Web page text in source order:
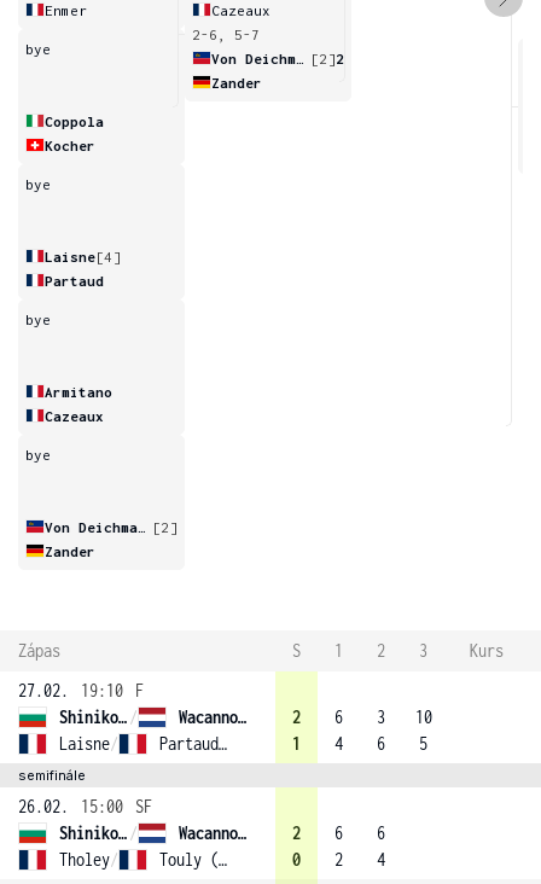
Enmer
bye
Coppola
Kocher
bye
Laisne[4]
Partaud
bye
Armitano
Cazeaux
bye
[2]
Zander
Cazeaux
2-6, 5-7
[2]2
Zander
Zápas S 1 2 3
Kurs
27.02.
19:10
F
Shinikova /
Wacanno (1)
Laisne/ Partaud (4)
2
1
6
4
3
6
10
5
semifinále
26.02. 15:00
SF
Shinikova /
Wacanno (1)
Tholey/ Touly (3)
2
0
6
2
6
4